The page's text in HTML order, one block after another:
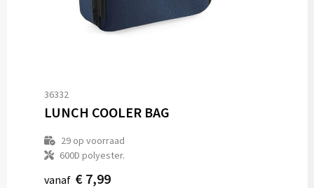
36332
LUNCH COOLER BAG
29op voorraad
600D polyester.
vanaf € 7,99